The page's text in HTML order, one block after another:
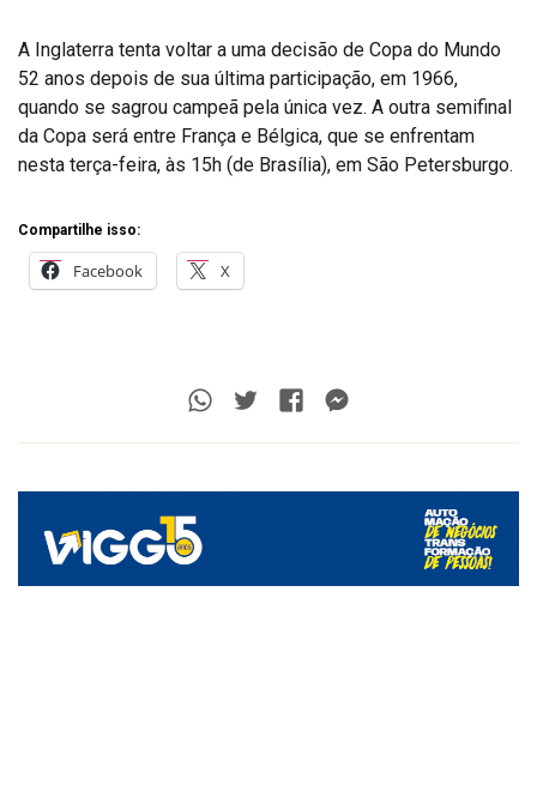
A Inglaterra tenta voltar a uma decisão de Copa do Mundo
52 anos depois de sua última participação, em 1966,
quando se sagrou campeã pela única vez. A outra semifinal
da Copa será entre França e Bélgica, que se enfrentam
nesta terça-feira, às 15h (de Brasília), em São Petersburgo.
Compartilhe isso:
Facebook X
Whatsapp
TwitterFacebook